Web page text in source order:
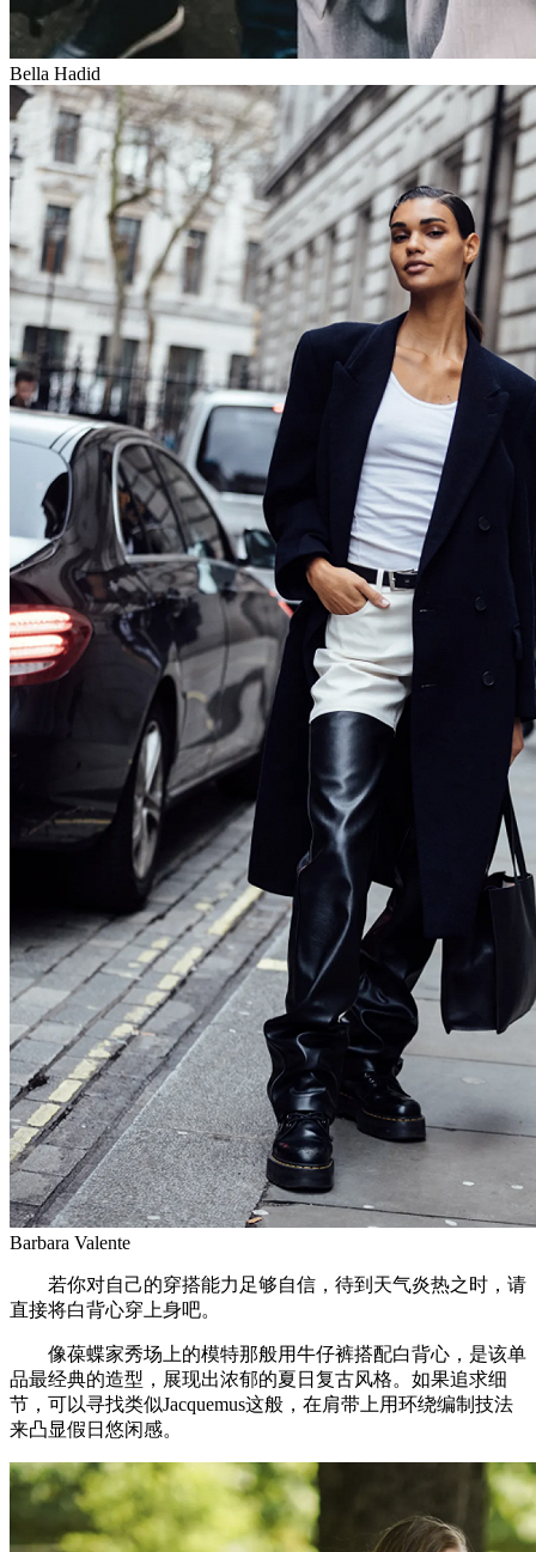
Bella Hadid
Barbara Valente
若你对自己的穿搭能力足够自信，待到天气炎热之时，请
直接将白背心穿上身吧。
像葆蝶家秀场上的模特那般用牛仔裤搭配白背心，是该单
品最经典的造型，展现出浓郁的夏日复古风格。如果追求细
节，可以寻找类似Jacquemus这般，在肩带上用环绕编制技法
来凸显假日悠闲感。